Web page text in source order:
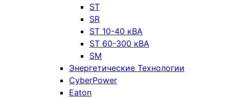
ST
SR
ST 10-40 кВА
ST 60-300 кВА
SM
Энергетические Технологии
CyberPower
Eaton